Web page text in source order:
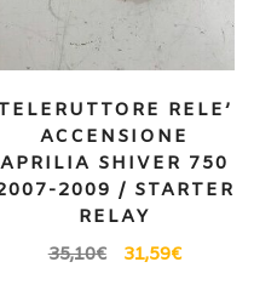
TELERUTTORE RELE’
ACCENSIONE
APRILIA SHIVER 750
2009 / STARTER
RELAY
35,10€ 31,59€